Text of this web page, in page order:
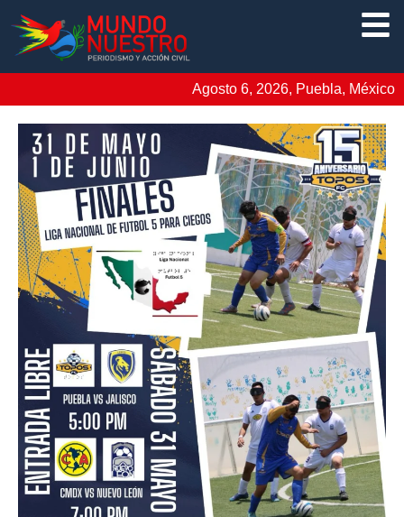
Agosto 6, 2026, Puebla, México